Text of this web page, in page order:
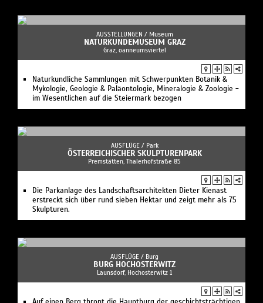
AUSFLÜGE /Park
ÖSTERREICHISCHER SKULPTURENPARK
Premstätten, Thalerhofstraße 85
Die Parkanlage des Landschaftsarchitekten Dieter Kienast
erstreckt sich über rund sieben Hektar und zeigt mehr als 75
Skulpturen.
AUSFLÜGE /Burg
BURG HOCHOSTERWITZ
Launsdorf, Hochosterwitz 1
Auf einen Berg thront die Hauptburg der geschichtsträchtigen
KLOPEINER SEE
St. Kanzian am Klopeiner See, Schulstraße 10
Der Klopeiner See ist der größte, bekannteste und wärmste
unter den 7 ½ Seen Südkärntens.